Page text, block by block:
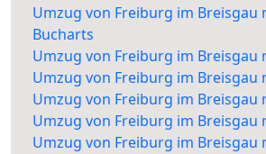
Umzug von Freiburg im Breisgau
Bucharts
Umzug von Freiburg im Breisgau
Umzug von Freiburg im Breisgau
Umzug von Freiburg im Breisgau
Umzug von Freiburg im Breisgau
Umzug von Freiburg im Breisgau